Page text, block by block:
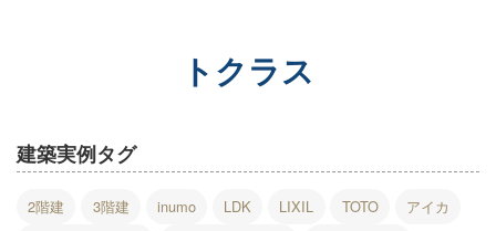
西
尾
店・
岡
トクラス
建築実例タグ
2階建 3階建 inumo LDK LIXIL TOTO
アイカ